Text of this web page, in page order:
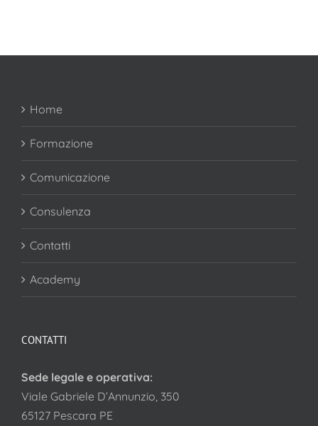
Home
Formazione
Comunicazione
Consulenza
Contatti
Academy
CONTATTI
Sede legale e operativa:
Viale Gabriele D’Annunzio, 350
65127 Pescara PE